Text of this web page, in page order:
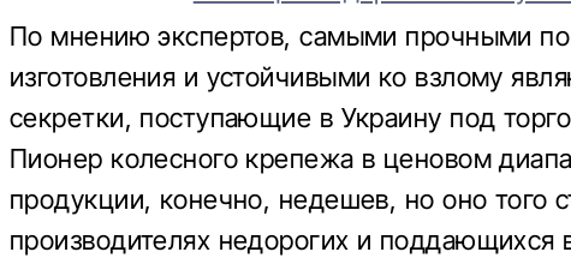
По мнению экспертов, самыми прочными
изготовления и устойчивыми ко взлому
секретки, поступающие в Украину под
Пионер колесного крепежа в ценовом
продукции, конечно, недешев, но оно того
производителях недорогих и поддающихся